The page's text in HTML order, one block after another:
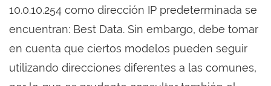
10.0.10.254 como dirección IP predeterminada se
encuentran: Best Data. Sin embargo, debe tomar
en cuenta que ciertos modelos pueden seguir
utilizando direcciones diferentes a las comunes,